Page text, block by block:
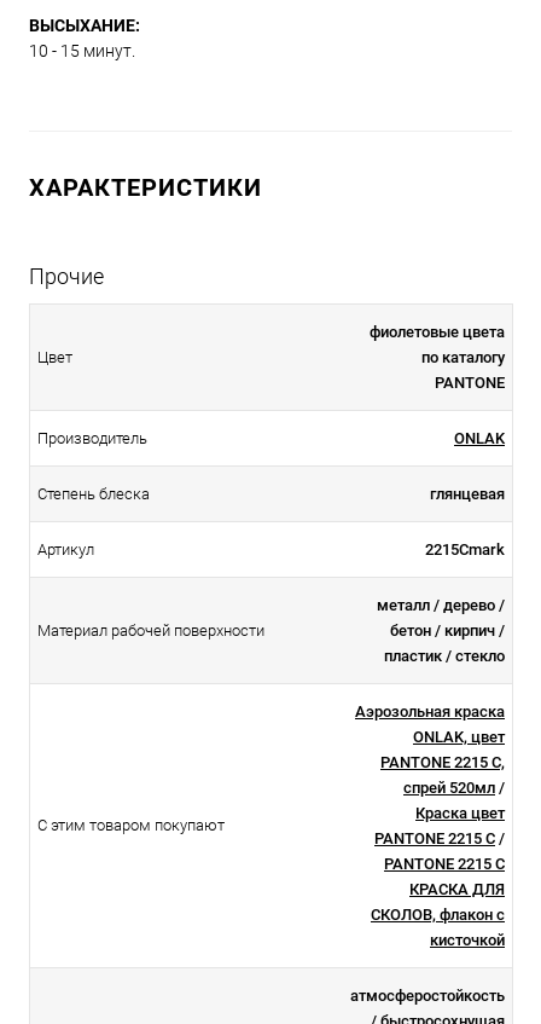
ВЫСЫХАНИЕ:
10 - 15 минут.
ХАРАКТЕРИСТИКИ
Прочие
Цвет
фиолетовые цвета
по каталогу
PANTONE
Производитель ONLAK
Степень блеска глянцевая
Артикул 2215Cmark
Материал рабочей поверхности
металл / дерево /
бетон / кирпич /
пластик / стекло
С этим товаром покупают
Аэрозольная краска
ONLAK, цвет
PANTONE 2215 C,
спрей 520мл /
Краска цвет
PANTONE 2215 C /
PANTONE 2215 C
КРАСКА ДЛЯ
СКОЛОВ, флакон с
кисточкой
атмосферостойкоcть